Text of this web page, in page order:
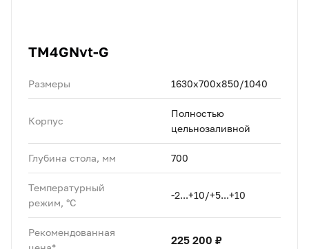
TM4GNvt-G
Размеры 1630х700х850/1040
Корпус
Полностью
цельнозаливной
Глубина стола, мм 700
Температурный
режим, °C
-2...+10/+5...+10
Рекомендованная
225 200 ₽